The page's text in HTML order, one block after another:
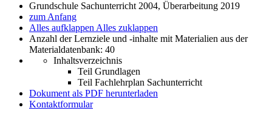
Grundschule Sachunterricht 2004, Überarbeitung 2019
zum Anfang
Alles aufklappen Alles zuklappen
Anzahl der Lernziele und -inhalte mit Materialien aus der
Materialdatenbank: 40
Inhaltsverzeichnis
Teil Grundlagen
Teil Fachlehrplan Sachunterricht
Dokument als PDF herunterladen
Kontaktformular